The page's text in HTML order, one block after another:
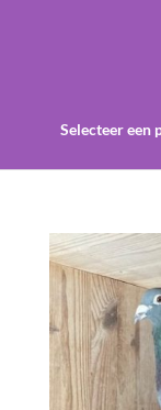
Selecteer een